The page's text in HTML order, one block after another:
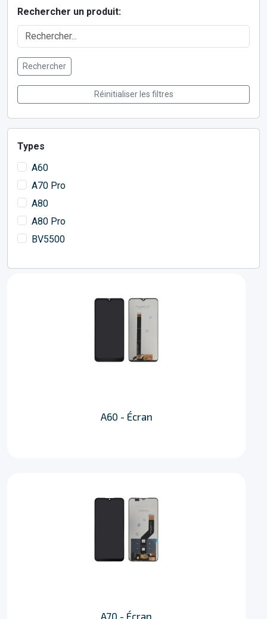
Rechercher un produit:
Rechercher
Réinitialiser les filtres
Types
A60
A70 Pro
A80
A80 Pro
BV5500
A60 - Écran
A70 - Écran